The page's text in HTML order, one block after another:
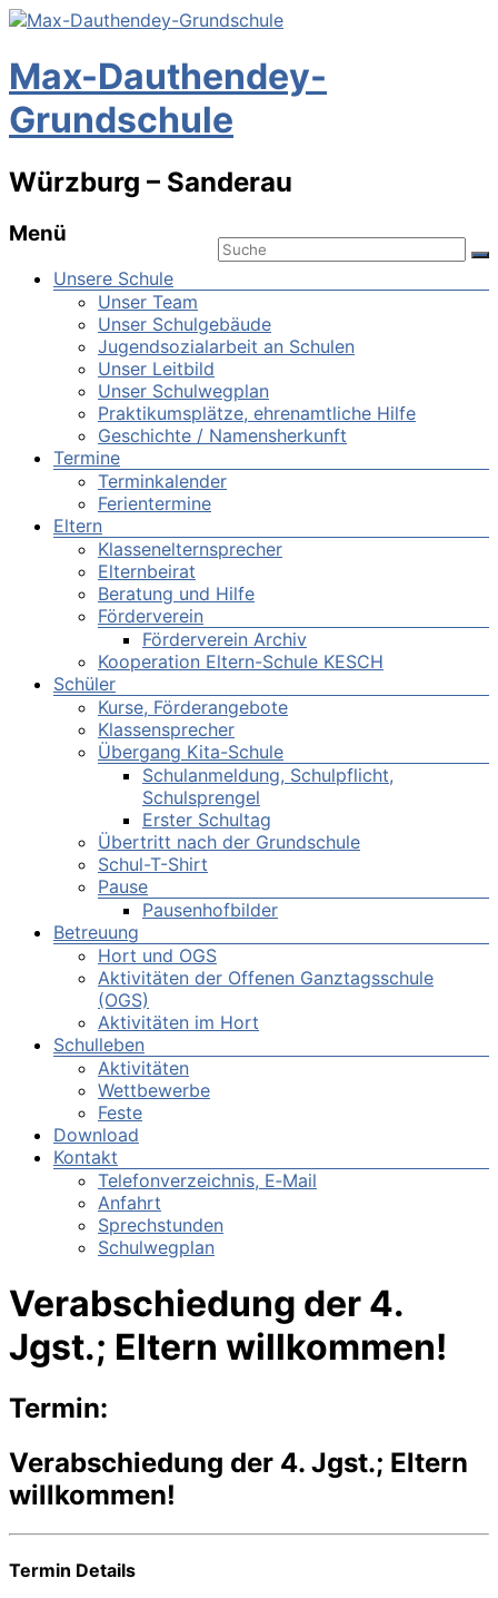
Max-Dauthendey-
Grundschule
Würzburg – Sanderau
Menü
Unsere Schule
Unser Team
Unser Schulgebäude
Jugendsozialarbeit an Schulen
Unser Leitbild
Unser Schulwegplan
Praktikumsplätze, ehrenamtliche Hilfe
Geschichte / Namensherkunft
Termine
Terminkalender
Ferientermine
Eltern
Klassenelternsprecher
Elternbeirat
Beratung und Hilfe
Förderverein
Förderverein Archiv
Kooperation Eltern-Schule KESCH
Schüler
Kurse, Förderangebote
Klassensprecher
Übergang Kita-Schule
Schulanmeldung, Schulpflicht,
Schulsprengel
Erster Schultag
Übertritt nach der Grundschule
Schul-T-Shirt
Pause
Pausenhofbilder
Betreuung
Hort und OGS
Aktivitäten der Offenen Ganztagsschule
(OGS)
Aktivitäten im Hort
Schulleben
Aktivitäten
Wettbewerbe
Feste
Download
Kontakt
Telefonverzeichnis, E‑Mail
Anfahrt
Sprechstunden
Schulwegplan
Verabschiedung der 4.
Jgst.; Eltern willkommen!
Termin:
Verabschiedung der 4. Jgst.; Eltern
willkommen!
Termin Details